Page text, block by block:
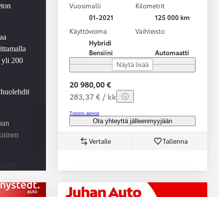
yli 200
Vuosimalli
01-2021
Kilometrit
125 000 km
Käyttövoima
Hybridi
Bensiini
Vaihteisto
Automaatti
Näytä lisää
20 980,00 €
283,37 € / kk
Tutustu autoon
Ota yhteyttä jälleenmyyjään
Vertaile Tallenna